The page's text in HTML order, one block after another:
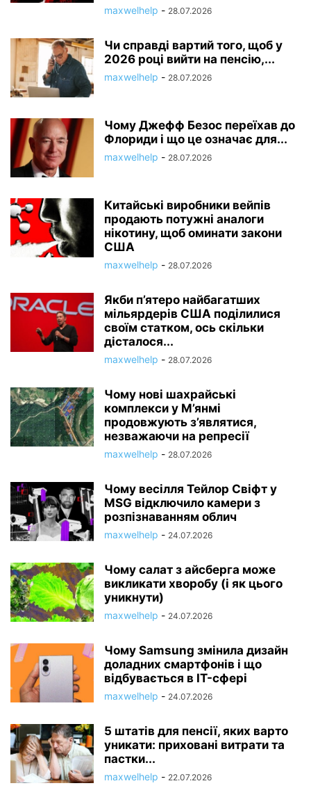
maxwelhelp - 28.07.2026
Чи справді вартий того, щоб у
2026 році вийти на пенсію,...
maxwelhelp - 28.07.2026
Чому Джефф Безос переїхав до
Флориди і що це означає для...
maxwelhelp - 28.07.2026
Китайські виробники вейпів
продають потужні аналоги
нікотину, щоб оминати закони
США
maxwelhelp - 28.07.2026
Якби п’ятеро найбагатших
мільярдерів США поділилися
своїм статком, ось скільки
дісталося...
maxwelhelp - 28.07.2026
Чому нові шахрайські
комплекси у М’янмі
продовжують з’являтися,
незважаючи на репресії
maxwelhelp - 28.07.2026
Чому весілля Тейлор Свіфт у
MSG відключило камери з
розпізнаванням облич
maxwelhelp - 24.07.2026
Чому салат з айсберга може
викликати хворобу (і як цього
уникнути)
maxwelhelp - 24.07.2026
Чому Samsung змінила дизайн
доладних смартфонів і що
відбувається в IT-сфері
maxwelhelp - 24.07.2026
5 штатів для пенсії, яких варто
уникати: приховані витрати та
пастки...
maxwelhelp - 22.07.2026